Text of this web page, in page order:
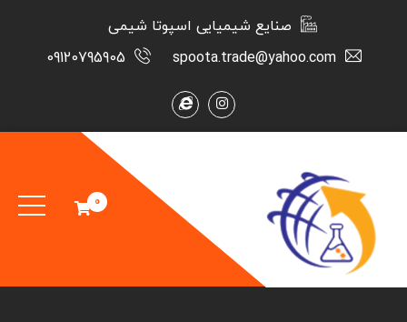
صنایع شیمیایی اسپوتا شیمی
spoota.trade@yahoo.com
09120795905
0